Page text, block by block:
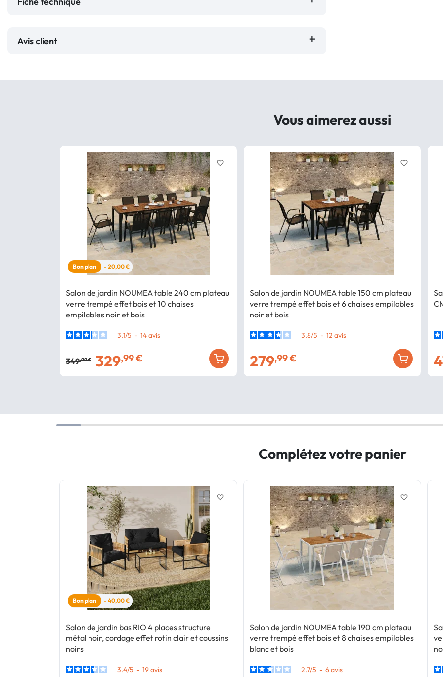
Avis client
Vous aimerez aussi
Bon plan - 20,00 €
Salon de jardin NOUMEA table 240 cm plateau
verre trempé effet bois et 10 chaises
empilables noir et bois
3.1/5 - 14avis
349,99 € 329,99 €
favorite_border
Salon de jardin NOUMEA table 150 cm plateau
verre trempé effet bois et 6 chaises empilables
noir et bois
3.8/5 - 12 avis
279,99 €
favorite_border
Complétez votre panier
Bon plan - 40,00 €
Salon de jardin bas RIO 4 places structure
métal noir, cordage effet rotin clair et coussins
noirs
3.4/5 - 19avis
favorite_border
Salon de jardin NOUMEA table 190 cm plateau
verre trempé effet bois et 8 chaises empilables
blanc et bois
2.7/5 - 6avis
favorite_border